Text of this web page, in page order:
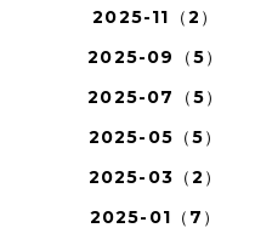
2025-11（2）
2025-09（5）
2025-07（5）
2025-05（5）
2025-03（2）
2025-01（7）